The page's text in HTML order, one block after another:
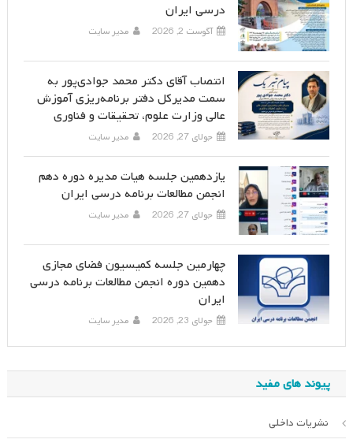
درسی ایران
آگوست 2, 2026 مدیر سایت
انتصاب آقای دکتر محمد جوادی‌پور به
سمت مدیرکل دفتر برنامه‌ریزی آموزش
عالی وزارت علوم، تحقیقات و فناوری
جولای 27, 2026 مدیر سایت
یازدهمین جلسه هیات مدیره دوره دهم
انجمن مطالعات برنامه درسی ایران
جولای 27, 2026 مدیر سایت
چهارمین جلسه کمیسیون فضای مجازی
دهمین دوره انجمن مطالعات برنامه درسی
ایران
جولای 23, 2026 مدیر سایت
پیوند های مفید
نشریات داخلی